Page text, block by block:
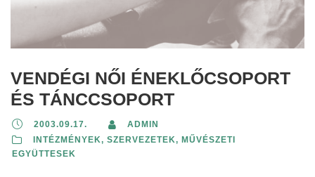
VENDÉGI NŐI ÉNEKLŐCSOPORT
ÉS TÁNCCSOPORT
2003.09.17.
ADMIN
INTÉZMÉNYEK, SZERVEZETEK, MŰVÉSZETI
EGYÜTTESEK